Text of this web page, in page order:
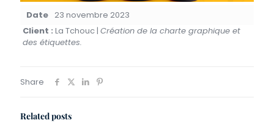
Date 23 novembre 2023
Client : La Tchouc | Création de la charte graphique et
des étiquettes.
Share
Related posts